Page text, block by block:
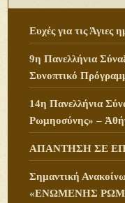
Ευχές για τις Άγιες
9η Πανελλήνια
Συνοπτικό
14η Πανελλήνια
Ρωμηοσύνης» –
ΑΠΑΝΤΗΣΗ ΣΕ
Σημαντική
«ΕΝΩΜΕΝΗΣ